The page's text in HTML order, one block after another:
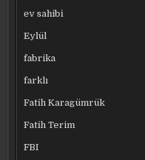
ev sahibi
Eylül
fabrika
farklı
Fatih Karagümrük
Fatih Terim
FBI